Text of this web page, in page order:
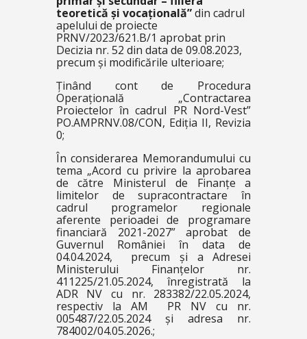
teoretică și vocațională” din cadrul
apelului de proiecte
PRNV/2023/621.B/1 aprobat prin
Decizia nr. 52 din data de 09.08.2023,
precum și modificările ulterioare;
Ținând cont de Procedura
Operațională „Contractarea
Proiectelor în cadrul PR Nord-Vest”
PO.AMPRNV.08/CON, Ediția II, Revizia
0;
În considerarea Memorandumului cu
tema „Acord cu privire la aprobarea
de către Ministerul de Finanțe a
limitelor de supracontractare în
cadrul programelor regionale
aferente perioadei de programare
financiară 2021-2027” aprobat de
Guvernul României în data de
04.04.2024, precum și a Adresei
Ministerului Finanțelor nr.
411225/21.05.2024, înregistrată la
ADR NV cu nr. 283382/22.05.2024,
respectiv la AM PR NV cu nr.
005487/22.05.2024 și adresa nr.
784002/04.05.2026.;